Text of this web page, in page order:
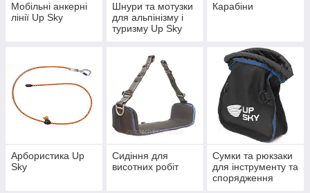
Мобільні анкерні
лінії Up Sky
Шнури та мотузки
для альпінізму і
туризму Up Sky
Карабіни
Арбористика Up
Sky
Cидіння для
висотних робіт
Сумки та рюкзаки
для інструменту та
спорядження